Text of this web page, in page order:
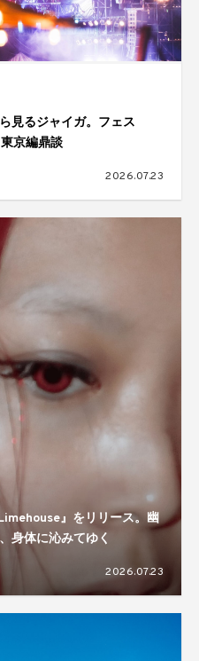
見るジャイガ。フェス
京編鼎談
2026.07.23
』をリリース。幽
身体に沁みてゆく
2026.07.23